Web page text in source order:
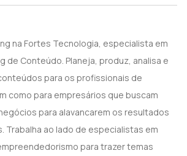
na Fortes Tecnologia, especialista em
de Conteúdo. Planeja, produz, analisa e
para os profissionais de
como para empresários que buscam
para alavancarem os resultados
Trabalha ao lado de especialistas em
para trazer temas